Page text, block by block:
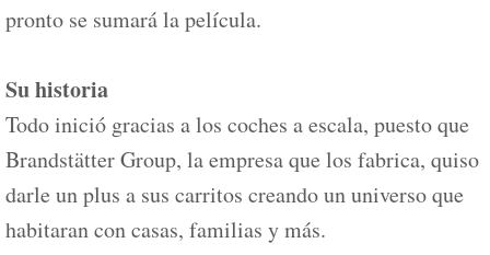
pronto se sumará la película.
Su historia
Todo inició gracias a los coches a escala, puesto que
Brandstätter Group, la empresa que los fabrica, quiso
darle un plus a sus carritos creando un universo que
habitaran con casas, familias y más.